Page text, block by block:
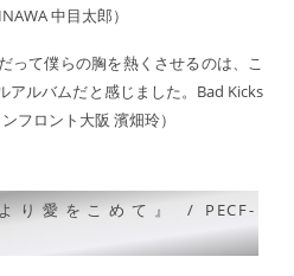
中目太郎）
って僕らの胸を熱くさせるのは、こ
アルバムだと感じました。Bad Kicks
フロント大阪 濱畑玲）